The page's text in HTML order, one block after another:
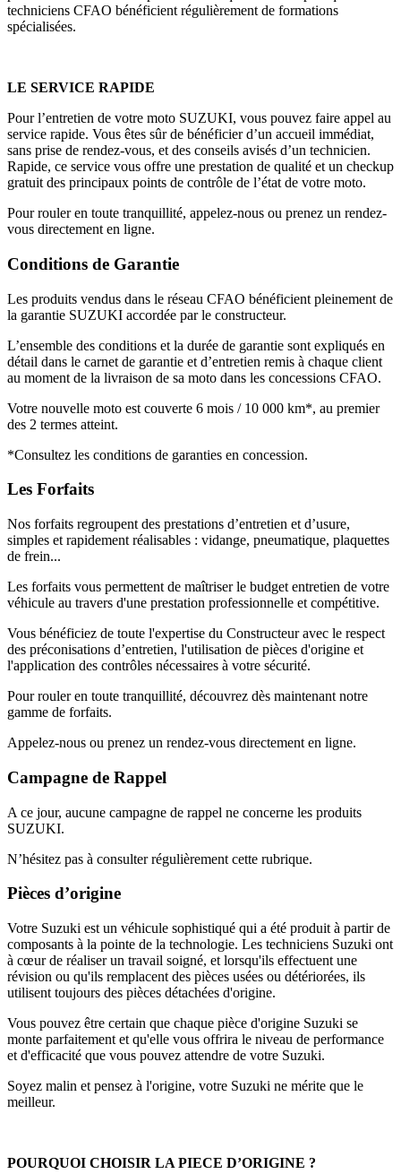
techniciens CFAO bénéficient régulièrement de formations
spécialisées.
LE SERVICE RAPIDE
Pour l’entretien de votre moto SUZUKI, vous pouvez faire appel au
service rapide. Vous êtes sûr de bénéficier d’un accueil immédiat,
sans prise de rendez-vous, et des conseils avisés d’un technicien.
Rapide, ce service vous offre une prestation de qualité et un checkup
gratuit des principaux points de contrôle de l’état de votre moto.
Pour rouler en toute tranquillité, appelez-nous ou prenez un rendez-
vous directement en ligne.
Conditions de Garantie
Les produits vendus dans le réseau CFAO bénéficient pleinement de
la garantie SUZUKI accordée par le constructeur.
L’ensemble des conditions et la durée de garantie sont expliqués en
détail dans le carnet de garantie et d’entretien remis à chaque client
au moment de la livraison de sa moto dans les concessions CFAO.
Votre nouvelle moto est couverte 6 mois / 10 000 km*, au premier
des 2 termes atteint.
*Consultez les conditions de garanties en concession.
Les Forfaits
Nos forfaits regroupent des prestations d’entretien et d’usure,
simples et rapidement réalisables : vidange, pneumatique, plaquettes
de frein...
Les forfaits vous permettent de maîtriser le budget entretien de votre
véhicule au travers d'une prestation professionnelle et compétitive.
Vous bénéficiez de toute l'expertise du Constructeur avec le respect
des préconisations d’entretien, l'utilisation de pièces d'origine et
l'application des contrôles nécessaires à votre sécurité.
Pour rouler en toute tranquillité, découvrez dès maintenant notre
gamme de forfaits.
Appelez-nous ou prenez un rendez-vous directement en ligne.
Campagne de Rappel
A ce jour, aucune campagne de rappel ne concerne les produits
SUZUKI.
N’hésitez pas à consulter régulièrement cette rubrique.
Pièces d’origine
Votre Suzuki est un véhicule sophistiqué qui a été produit à partir de
composants à la pointe de la technologie. Les techniciens Suzuki ont
à cœur de réaliser un travail soigné, et lorsqu'ils effectuent une
révision ou qu'ils remplacent des pièces usées ou détériorées, ils
utilisent toujours des pièces détachées d'origine.
Vous pouvez être certain que chaque pièce d'origine Suzuki se
monte parfaitement et qu'elle vous offrira le niveau de performance
et d'efficacité que vous pouvez attendre de votre Suzuki.
Soyez malin et pensez à l'origine, votre Suzuki ne mérite que le
meilleur.
POURQUOI CHOISIR LA PIECE D’ORIGINE ?